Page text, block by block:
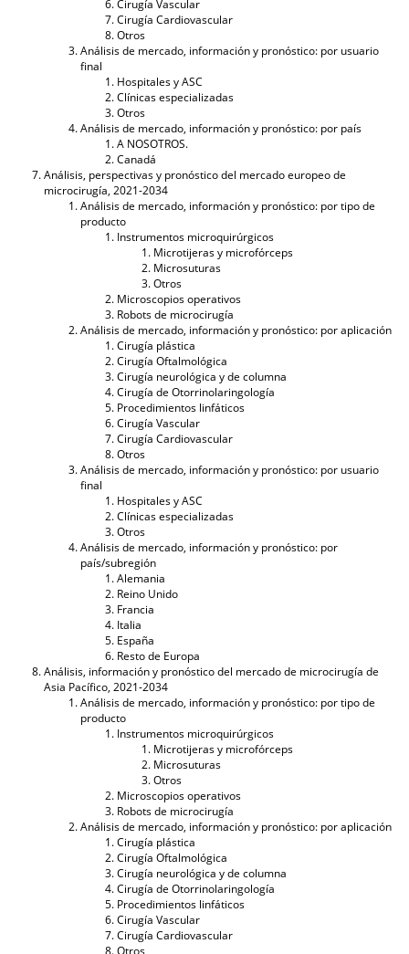
Cirugía Vascular
Cirugía Cardiovascular
Otros
Análisis de mercado, información y pronóstico: por usuario
final
Hospitales y ASC
Clínicas especializadas
Otros
Análisis de mercado, información y pronóstico: por país
A NOSOTROS.
Canadá
Análisis, perspectivas y pronóstico del mercado europeo de
microcirugía, 2021-2034
Análisis de mercado, información y pronóstico: por tipo de
producto
Instrumentos microquirúrgicos
Microtijeras y microfórceps
Microsuturas
Otros
Microscopios operativos
Robots de microcirugía
Análisis de mercado, información y pronóstico: por aplicación
Cirugía plástica
Cirugía Oftalmológica
Cirugía neurológica y de columna
Cirugía de Otorrinolaringología
Procedimientos linfáticos
Cirugía Vascular
Cirugía Cardiovascular
Otros
Análisis de mercado, información y pronóstico: por usuario
final
Hospitales y ASC
Clínicas especializadas
Otros
Análisis de mercado, información y pronóstico: por
país/subregión
Alemania
Reino Unido
Francia
Italia
España
Resto de Europa
Análisis, información y pronóstico del mercado de microcirugía de
Asia Pacífico, 2021-2034
Análisis de mercado, información y pronóstico: por tipo de
producto
Instrumentos microquirúrgicos
Microtijeras y microfórceps
Microsuturas
Otros
Microscopios operativos
Robots de microcirugía
Análisis de mercado, información y pronóstico: por aplicación
Cirugía plástica
Cirugía Oftalmológica
Cirugía neurológica y de columna
Cirugía de Otorrinolaringología
Procedimientos linfáticos
Cirugía Vascular
Cirugía Cardiovascular
Otros